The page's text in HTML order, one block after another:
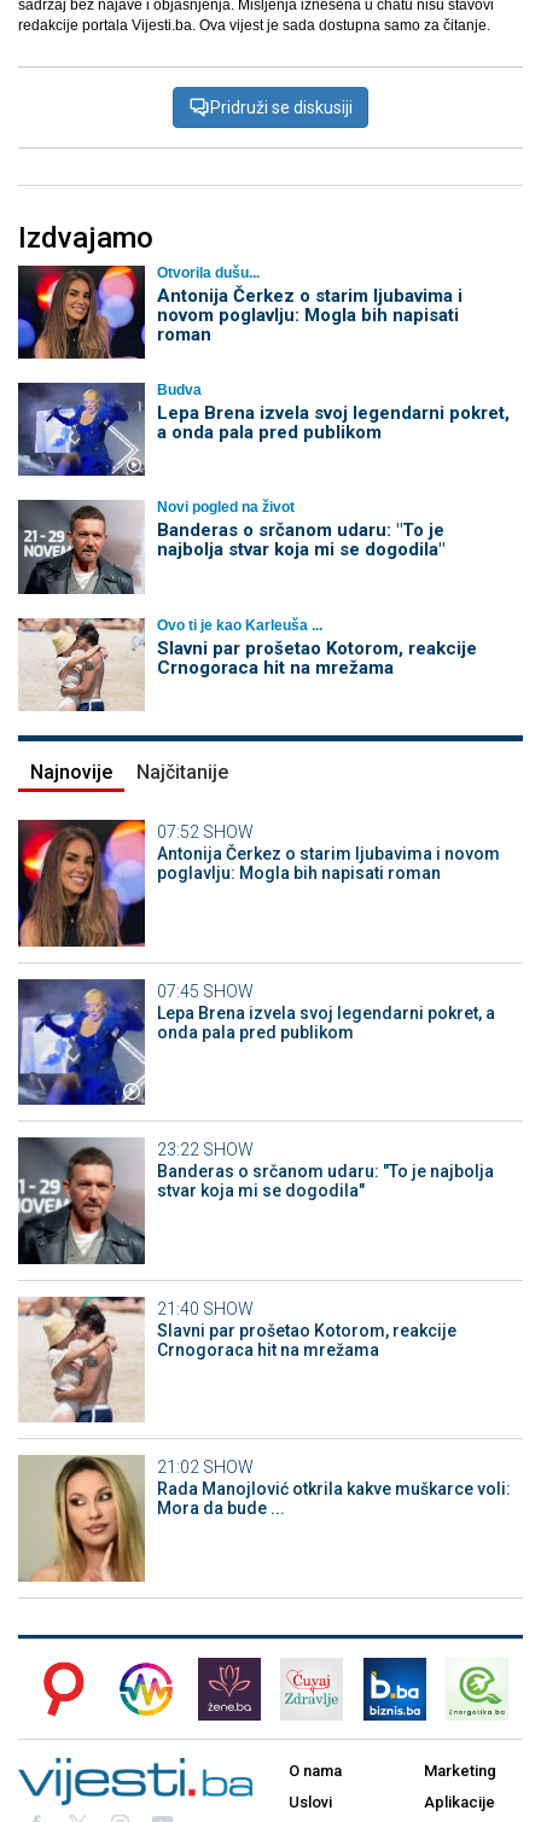
sadržaj bez najave i objašnjenja. Mišljenja iznešena u chatu nisu stavovi
redakcije portala Vijesti.ba. Ova vijest je sada dostupna samo za čitanje.
Pridruži se diskusiji
Izdvajamo
Otvorila dušu...
Antonija Čerkez o starim ljubavima i
novom poglavlju: Mogla bih napisati
roman
Budva
Lepa Brena izvela svoj legendarni pokret,
a onda pala pred publikom
Novi pogled na život
Banderas o srčanom udaru: "To je
najbolja stvar koja mi se dogodila"
Ovo ti je kao Karleuša ...
Slavni par prošetao Kotorom, reakcije
Crnogoraca hit na mrežama
Najnovije Najčitanije
07:52 SHOW
Antonija Čerkez o starim ljubavima i novom
poglavlju: Mogla bih napisati roman
07:45 SHOW
Lepa Brena izvela svoj legendarni pokret, a
onda pala pred publikom
23:22 SHOW
Banderas o srčanom udaru: "To je najbolja
stvar koja mi se dogodila"
21:40 SHOW
Slavni par prošetao Kotorom, reakcije
Crnogoraca hit na mrežama
21:02 SHOW
Rada Manojlović otkrila kakve muškarce voli:
Mora da bude ...
O nama
Uslovi
Marketing
Aplikacije